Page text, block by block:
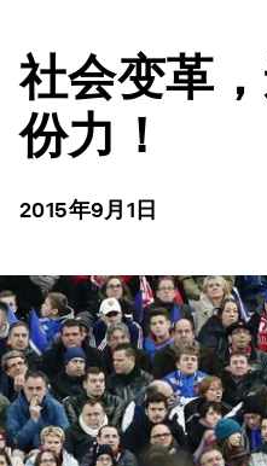
社会变革
份力！
2015年9月1日